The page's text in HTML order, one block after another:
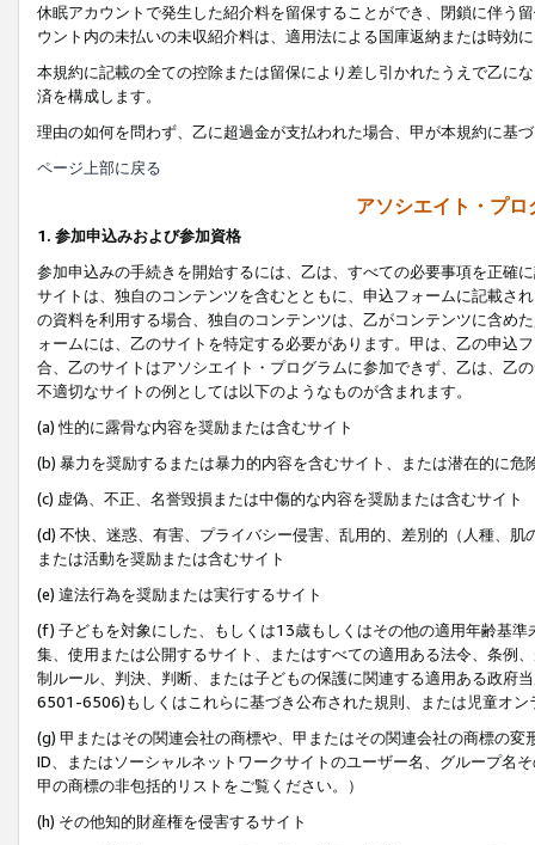
休眠アカウントで発生した紹介料を留保することができ、閉鎖に伴う
ウント内の未払いの未収紹介料は、適用法による国庫返納または時効
本規約に記載の全ての控除または留保により差し引かれたうえで乙に
済を構成します。
理由の如何を問わず、乙に超過金が支払われた場合、甲が本規約に基
ページ上部に戻る
アソシエイト・プ
1. 参加申込みおよび参加資格
参加申込みの手続きを開始するには、乙は、すべての必要事項を正確
サイトは、独自のコンテンツを含むとともに、申込フォームに記載さ
の資料を利用する場合、独自のコンテンツは、乙がコンテンツに含め
ォームには、乙のサイトを特定する必要があります。甲は、乙の申込
合、乙のサイトはアソシエイト・プログラムに参加できず、乙は、乙
不適切なサイトの例としては以下のようなものが含まれます。
(a) 性的に露骨な内容を奨励または含むサイト
(b) 暴力を奨励するまたは暴力的内容を含むサイト、または潜在的に
(c) 虚偽、不正、名誉毀損または中傷的な内容を奨励または含むサイト
(d) 不快、迷惑、有害、プライバシー侵害、乱用的、差別的（人種、
または活動を奨励または含むサイト
(e) 違法行為を奨励または実行するサイト
(f) 子どもを対象にした、もしくは13歳もしくはその他の適用年齢基
集、使用または公開するサイト、またはすべての適用ある法令、条例
制ルール、判決、判断、または子どもの保護に関連する適用ある政府
6501-6506)もしくはこれらに基づき公布された規則、または児童オン
(g) 甲またはその関連会社の商標や、甲またはその関連会社の商標の
ID、またはソーシャルネットワークサイトのユーザー名、グループ名
甲の商標の非包括的リストをご覧ください。）
(h) その他知的財産権を侵害するサイト